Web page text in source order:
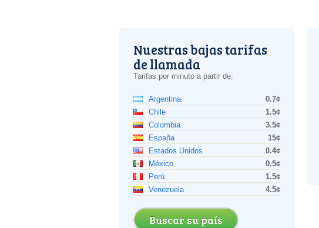
Nuestras bajas tarifas
de llamada
Tarifas por minuto a partir de:
Argentina
0.7¢
Chile
1.5¢
Colombia
3.5¢
España
15¢
Estados Unidos
0.4¢
México
0.5¢
Perú
1.5¢
Venezuela
4.5¢
Buscar su país